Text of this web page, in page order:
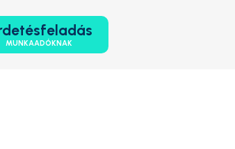
MUNKAADÓKNAK